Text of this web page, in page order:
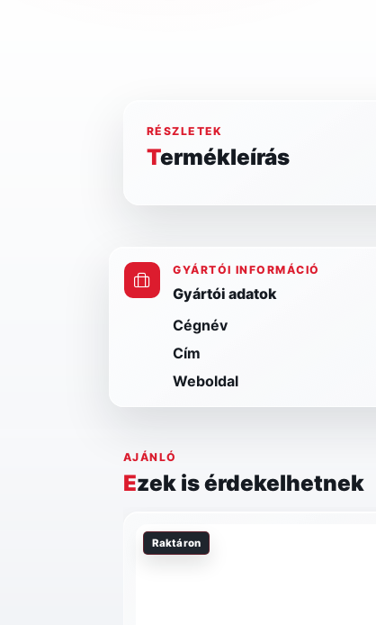
RÉSZLETEK
Termékleírás
GYÁRTÓI INFORMÁCIÓ
Gyártói adatok
Cégnév
Cím
Weboldal
AJÁNLÓ
Ezek is érdekelhetnek
Raktáron